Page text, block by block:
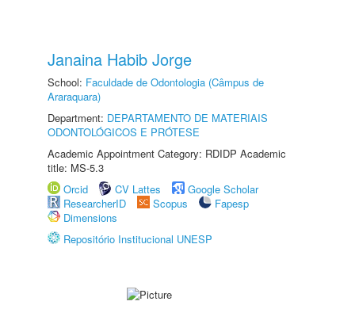
Janaina Habib Jorge
School: Faculdade de Odontologia (Câmpus de
Araraquara)
Department: DEPARTAMENTO DE MATERIAIS
ODONTOLÓGICOS E PRÓTESE
Academic Appointment Category: RDIDP Academic
title: MS-5.3
Orcid
CV Lattes
Google Scholar
ResearcherID
Scopus
Fapesp
Dimensions
Repositório Institucional UNESP